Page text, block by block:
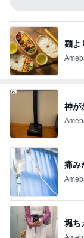
麺よ
神が
痛み
堀ち